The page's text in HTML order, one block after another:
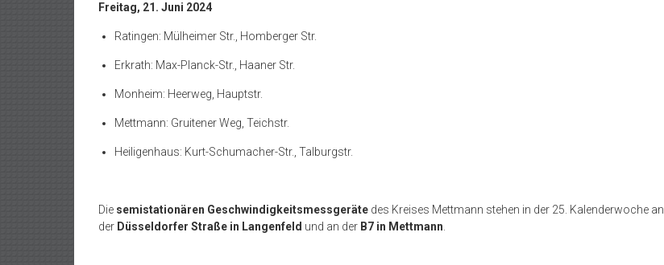
Freitag, 21. Juni 2024
Ratingen: Mülheimer Str., Homberger Str.
Erkrath: Max-Planck-Str., Haaner Str.
Monheim: Heerweg, Hauptstr.
Mettmann: Gruitener Weg, Teichstr.
Heiligenhaus: Kurt-Schumacher-Str., Talburgstr.
Die semistationären Geschwindigkeitsmessgeräte des Kreises Mettmann stehen in der 25. Kalenderwoche an
der Düsseldorfer Straße in Langenfeld und an der B7 in Mettmann